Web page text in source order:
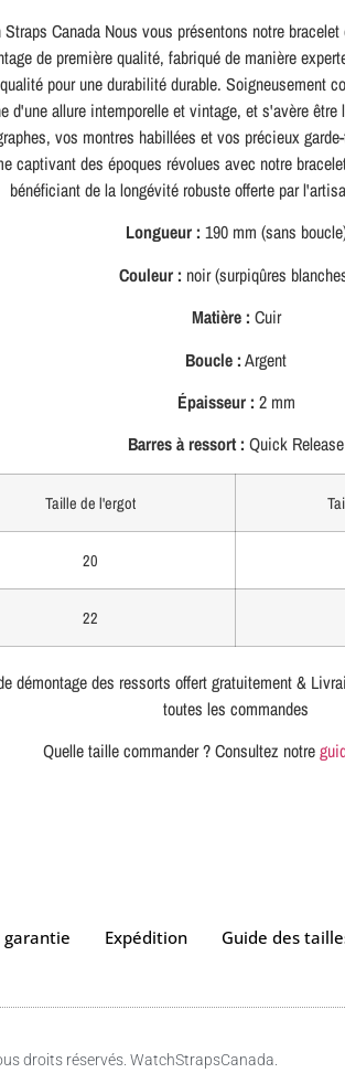
Straps Canada Nous vous présentons notre
de première qualité, fabriqué de manière
pour une durabilité durable. Soigneusement
d'une allure intemporelle et vintage, et s'avère
vos montres habillées et vos précieux
captivant des époques révolues avec notre
bénéficiant de la longévité robuste offerte par
Longueur : 190 mm (sans
Couleur : noir (surpiqûres
Matière : Cuir
Boucle :Argent
Épaisseur : 2 mm
Barres à ressort : Quick Release
Taille de l'ergot
20
22
démontage des ressorts offert gratuitement &
toutes les commandes
Quelle taille commander ? Consultez notre
Expédition Guide des
droits réservés. WatchStrapsCanada.